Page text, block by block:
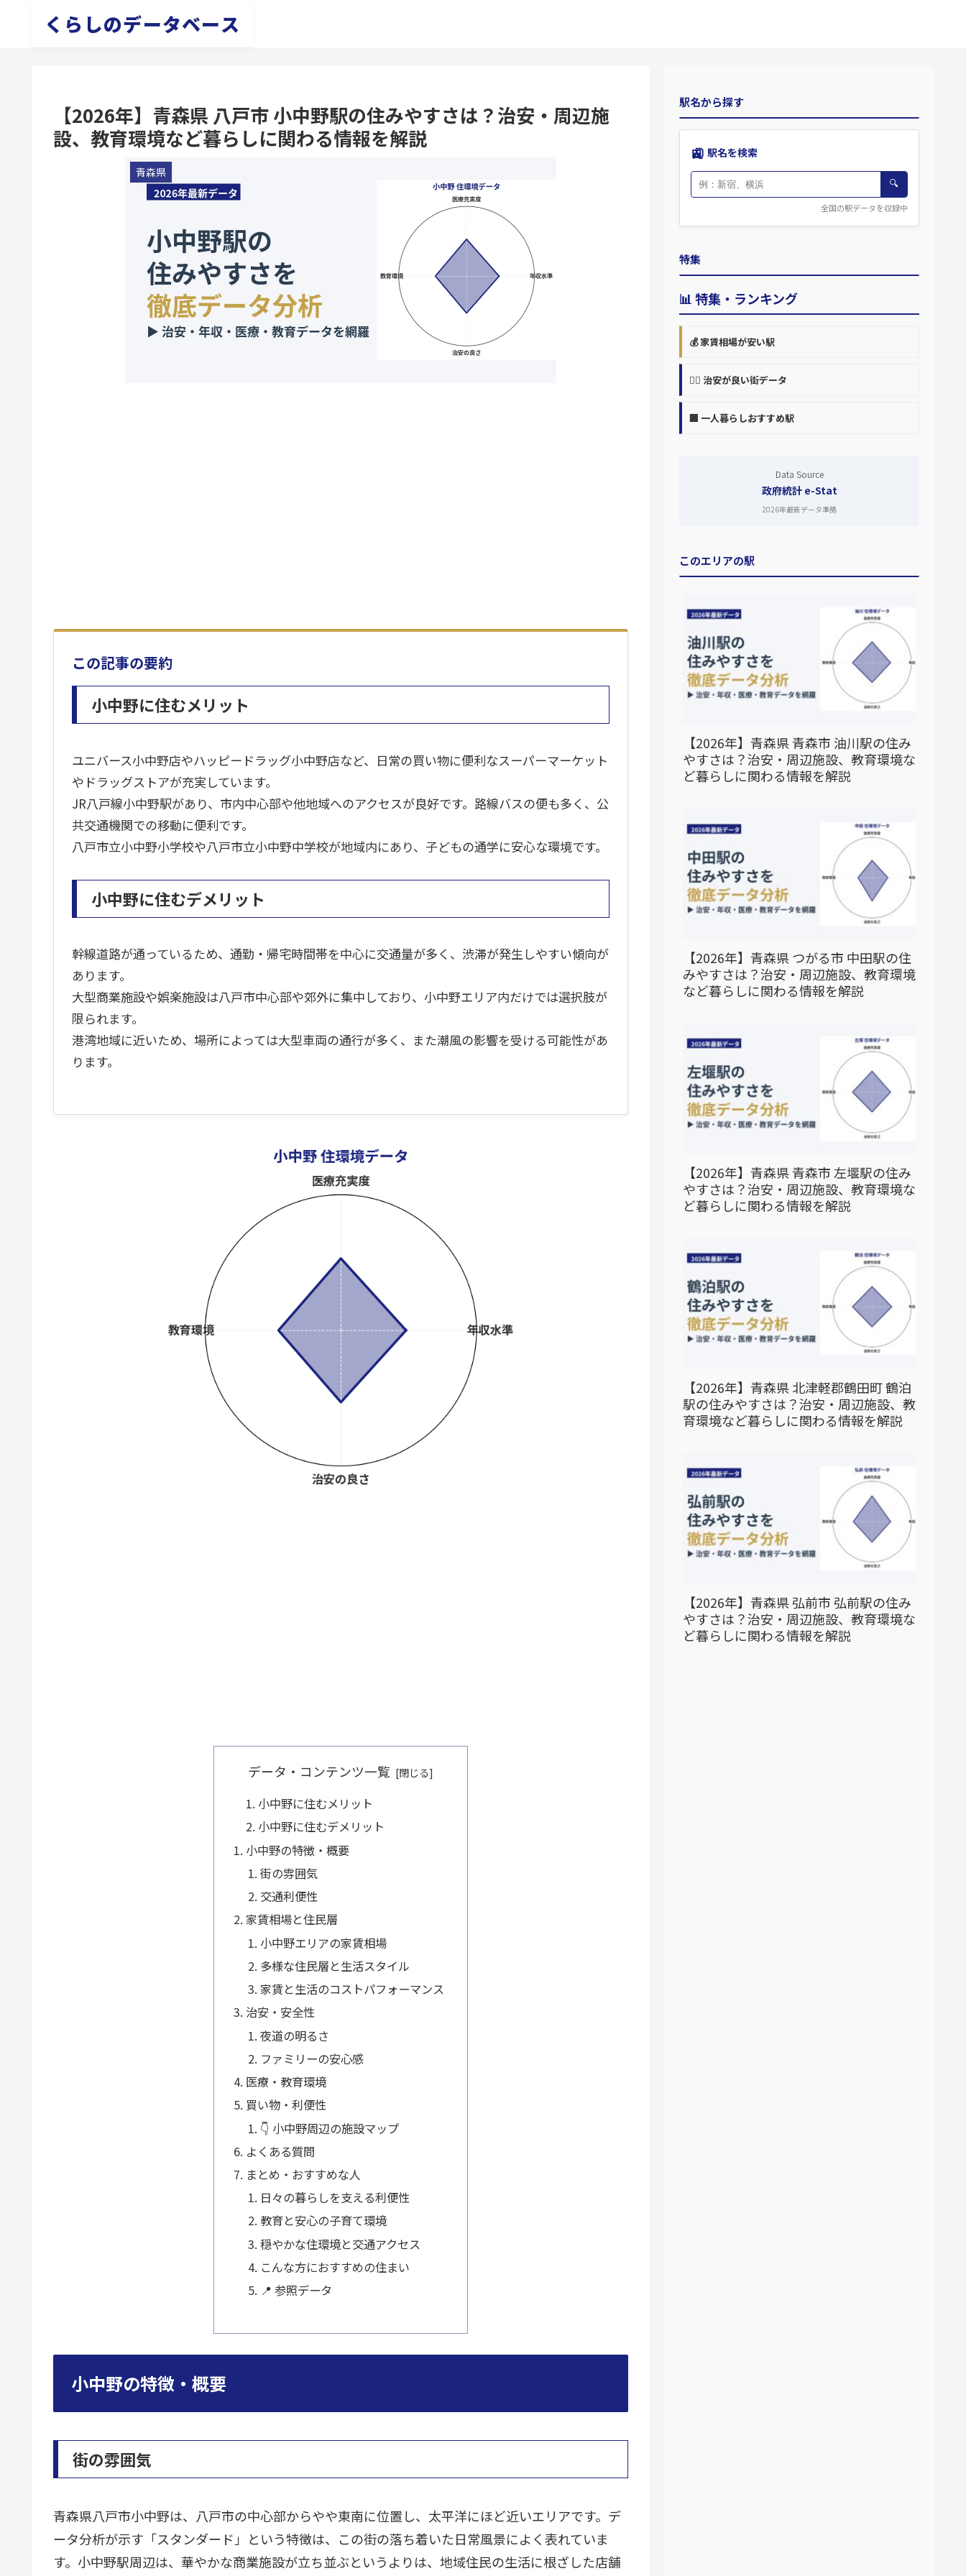
くらしのデータベース
【2026年】青森県 八戸市 小中野駅の住みやすさは？治安・周辺施
設、教育環境など暮らしに関わる情報を解説
青森県
この記事の要約
小中野に住むメリット
ユニバース小中野店やハッピードラッグ小中野店など、日常の買い物に便利なスーパーマーケット
やドラッグストアが充実しています。
JR八戸線小中野駅があり、市内中心部や他地域へのアクセスが良好です。路線バスの便も多く、公
共交通機関での移動に便利です。
八戸市立小中野小学校や八戸市立小中野中学校が地域内にあり、子どもの通学に安心な環境です。
小中野に住むデメリット
幹線道路が通っているため、通勤・帰宅時間帯を中心に交通量が多く、渋滞が発生しやすい傾向が
あります。
大型商業施設や娯楽施設は八戸市中心部や郊外に集中しており、小中野エリア内だけでは選択肢が
限られます。
港湾地域に近いため、場所によっては大型車両の通行が多く、また潮風の影響を受ける可能性があ
ります。
データ・コンテンツ一覧
小中野に住むメリット
小中野に住むデメリット
小中野の特徴・概要
街の雰囲気
交通利便性
家賃相場と住民層
小中野エリアの家賃相場
多様な住民層と生活スタイル
家賃と生活のコストパフォーマンス
治安・安全性
夜道の明るさ
ファミリーの安心感
医療・教育環境
買い物・利便性
👇 小中野周辺の施設マップ
よくある質問
まとめ・おすすめな人
日々の暮らしを支える利便性
教育と安心の子育て環境
穏やかな住環境と交通アクセス
こんな方におすすめの住まい
📍 参照データ
小中野の特徴・概要
街の雰囲気
青森県八戸市小中野は、八戸市の中心部からやや東南に位置し、太平洋にほど近いエリアです。デ
ータ分析が示す「スタンダード」という特徴は、この街の落ち着いた日常風景によく表れていま
す。小中野駅周辺は、華やかな商業施設が立ち並ぶというよりは、地域住民の生活に根ざした店舗
駅名から探す
🚉 駅名を検索
🔍
全国の駅データを収録中
特集
📊 特集・ランキング
💰 家賃相場が安い駅
👮‍♀️ 治安が良い街データ
🏢 一人暮らしおすすめ駅
Data Source
政府統計 e-Stat
2026年最新データ準拠
このエリアの駅
【2026年】青森県 青森市 油川駅の住み
やすさは？治安・周辺施設、教育環境な
ど暮らしに関わる情報を解説
【2026年】青森県 つがる市 中田駅の住
みやすさは？治安・周辺施設、教育環境
など暮らしに関わる情報を解説
【2026年】青森県 青森市 左堰駅の住み
やすさは？治安・周辺施設、教育環境な
ど暮らしに関わる情報を解説
【2026年】青森県 北津軽郡鶴田町 鶴泊
駅の住みやすさは？治安・周辺施設、教
育環境など暮らしに関わる情報を解説
【2026年】青森県 弘前市 弘前駅の住み
やすさは？治安・周辺施設、教育環境な
ど暮らしに関わる情報を解説